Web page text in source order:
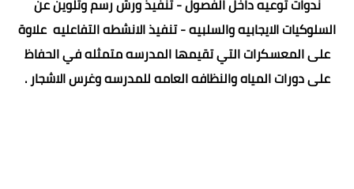
السلوكيات الايجابيه والسلبيه - تنفيذ الانشطه التفاعليه علاوة
على المعسكرات التي تقيمها المدرسه متمثله في الحفاظ
على دورات المياه والنظافه العامه للمدرسه وغرس الاشجار .